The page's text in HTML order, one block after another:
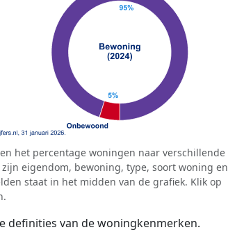
het percentage woningen naar verschillende
eigendom, bewoning, type, soort woning en
staat in het midden van de grafiek. Klik op
definities van de woningkenmerken.